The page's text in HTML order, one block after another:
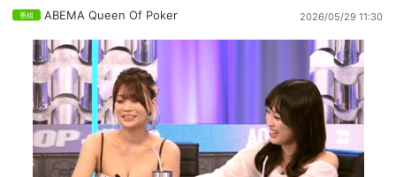
ABEMA Queen Of Poker 2026/05/29 11:30